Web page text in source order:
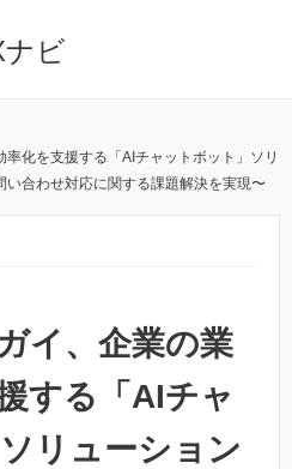
ナビ
化を支援する「AIチャットボット」ソリ
い合わせ対応に関する課題解決を実現〜
イ、企業の業
する「AIチャ
リューション